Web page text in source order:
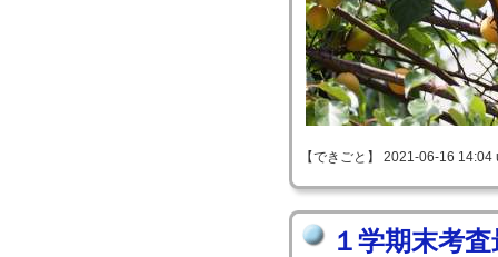
【できごと】 2021-06-16
１学期末考